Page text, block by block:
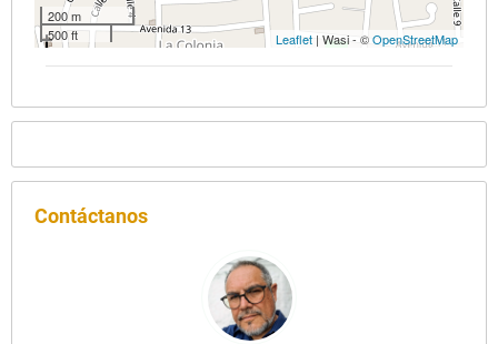
200 m
500 ft
Leaflet | Wasi - ©OpenStreetMap
Contáctanos